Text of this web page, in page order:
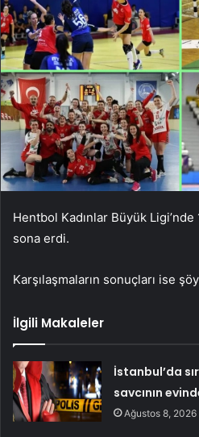
Hentbol Kadınlar Büyük
sona erdi.
Karşılaşmaların sonuçları ise
İlgili Makaleler
İstanbul’da
savcının
Ağustos 8, 2026